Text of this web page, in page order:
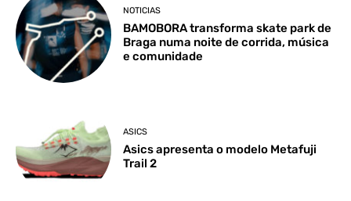
NOTICIAS
BAMOBORA transforma skate park de
Braga numa noite de corrida, música
e comunidade
ASICS
Asics apresenta o modelo Metafuji
Trail 2